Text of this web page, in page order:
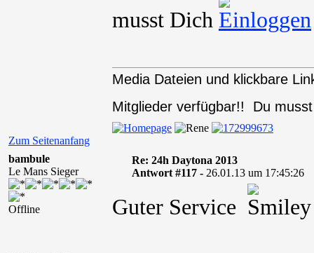
musst Dich
Zum Seitenanfang
Media Dateien und klickbare
Mitglieder verfügbar!! Du
bambule
Le Mans Sieger
Offline
Re: 24h Daytona 2013
Antwort #117 - 26.01.13 um 17:45:26
Guter Service